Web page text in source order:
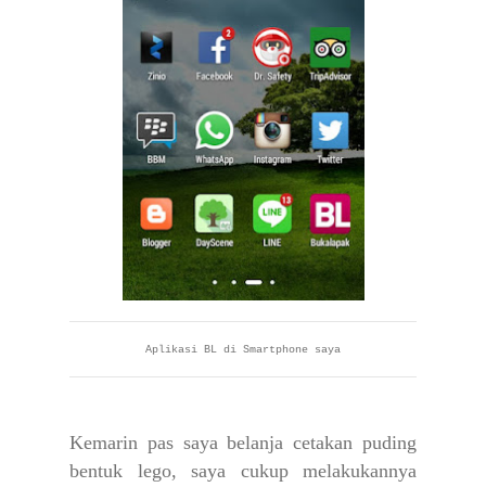
Aplikasi BL di Smartphone saya
Kemarin pas saya belanja cetakan puding
bentuk lego, saya cukup melakukannya